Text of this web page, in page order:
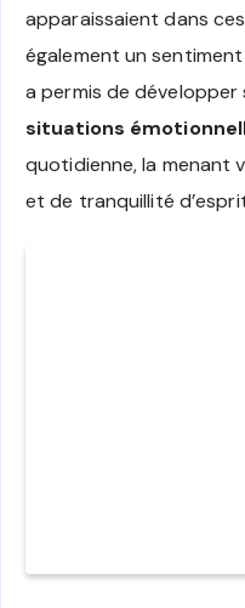
apparaissaient dans
également un sentiment
a permis de
situations
quotidienne, la menant
et de tranquillité